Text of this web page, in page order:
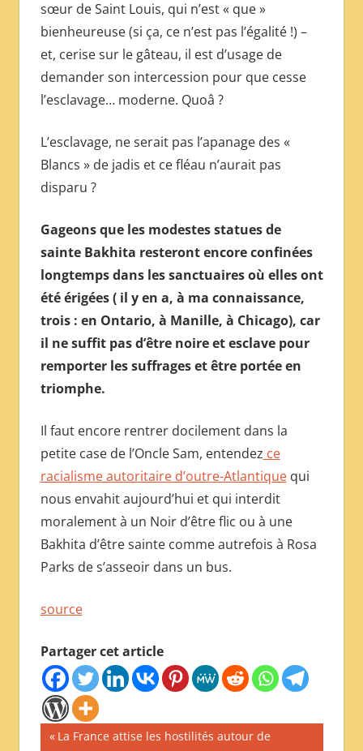
sœur de Saint Louis, qui n’est « que »
bienheureuse (si ça, ce n’est pas l’égalité !) –
et, cerise sur le gâteau, il est d’usage de
demander son intercession pour que cesse
l’esclavage… moderne. Quoâ ?
L’esclavage, ne serait pas l’apanage des «
Blancs » de jadis et ce fléau n’aurait pas
disparu ?
Gageons que les modestes statues de
sainte Bakhita resteront encore confinées
longtemps dans les sanctuaires où elles ont
été érigées ( il y en a, à ma connaissance,
trois : en Ontario, à Manille, à Chicago), car
il ne suffit pas d’être noire et esclave pour
remporter les suffrages et être portée en
triomphe.
Il faut encore rentrer docilement dans la
petite case de l’Oncle Sam, entendez ce
racialisme autoritaire d’outre-Atlantiquequi
nous envahit aujourd’hui et qui interdit
moralement à un Noir d’être flic ou à une
Bakhita d’être sainte comme autrefois à Rosa
Parks de s’asseoir dans un bus.
source
Partager cet article
Navigation
Publication
La France attise les hostilités autour de